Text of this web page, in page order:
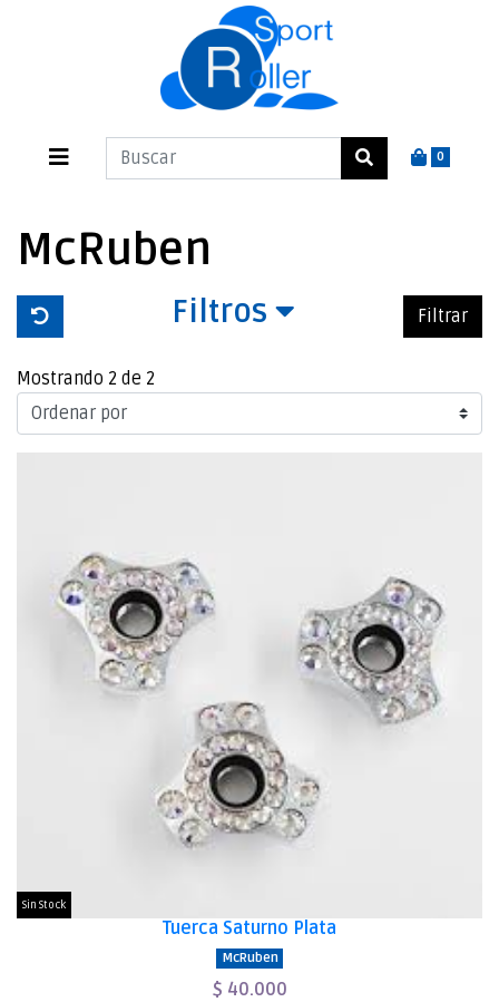
0
McRuben
Filtros Filtrar
Mostrando 2 de 2
Sin Stock
Tuerca Saturno Plata
McRuben
$ 40.000